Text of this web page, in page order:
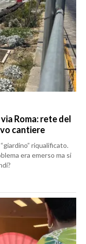
Roma: rete del
cantiere
riqualificato.
era emerso ma si